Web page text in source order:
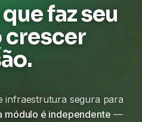
faz seu
crescer
infraestrutura segura para
módulo é independente —